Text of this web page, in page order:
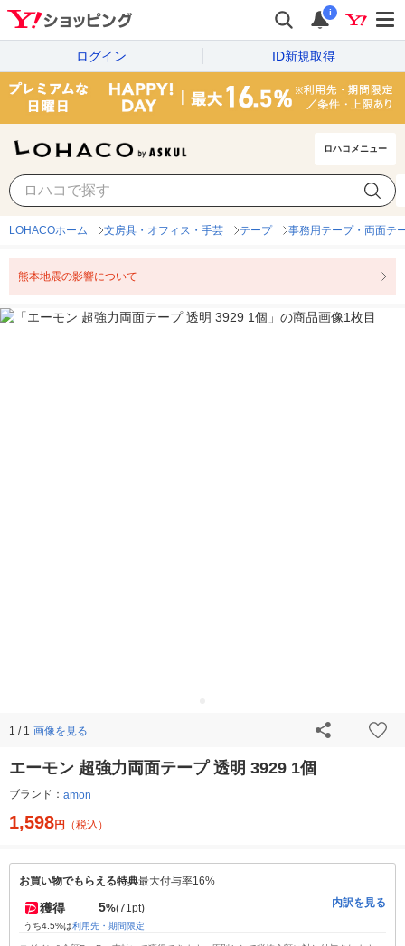
i
ログイン ID新規取得
ロハコメニュー
LOHACOホーム 文房具・オフィス・手芸 テープ 事務用テープ・両面テ
熊本地震の影響について
1 / 1 画像を見る
エーモン 超強力両面テープ 透明 3929 1個
ブランド： amon
1,598円 （税込）
お買い物でもらえる特典最大付与率16%
獲得 5%(71pt)
うち4.5%は利用先・期間限定
内訳を見る